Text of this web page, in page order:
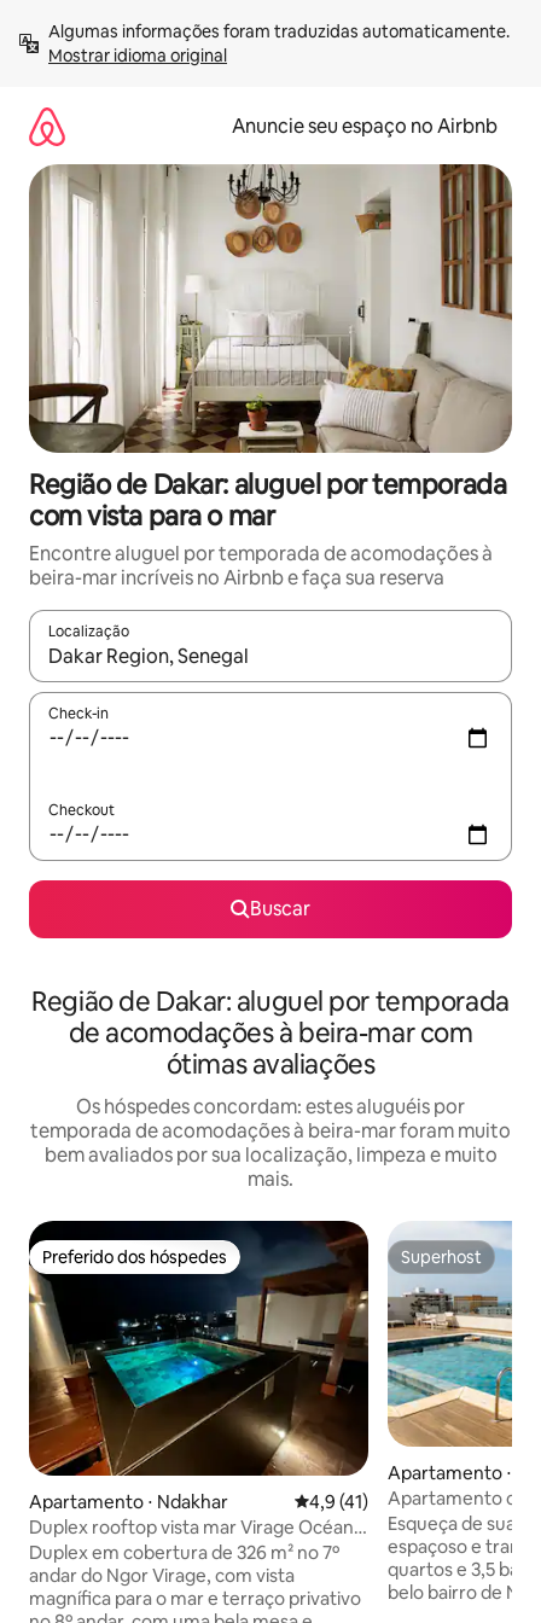
para
Mostrar idioma original
Anuncie seu espaço no Airbnb
Região de Dakar: aluguel por temporada
com vista para o mar
Encontre aluguel por temporada de acomodações à
beira-mar incríveis no Airbnb e faça sua reserva
Localização
Quando os resultados estiverem disponíveis, explore-os
Check-in
Checkout
Buscar
Região de Dakar: aluguel por temporada
de acomodações à beira-mar com
ótimas avaliações
Os hóspedes concordam: estes aluguéis por
temporada de acomodações à beira-mar foram muito
bem avaliados por sua localização, limpeza e muito
mais.
Preferido dos hóspedes
Preferido dos hóspedes
Apartamento ⋅ Ndakhar 4,9 de uma avaliação média
4,9 (41)
Duplex rooftop vista mar Virage Océan
com jacuzzi
Duplex em cobertura de 326 m² no 7º
andar do Ngor Virage, com vista
magnífica para o mar e terraço privativo
Superhost
Superhost
Apartamento ⋅
Apartamento
em Ngor
Esqueça de suas
espaçoso e
quartos e 3,5
belo bairro de Ngor